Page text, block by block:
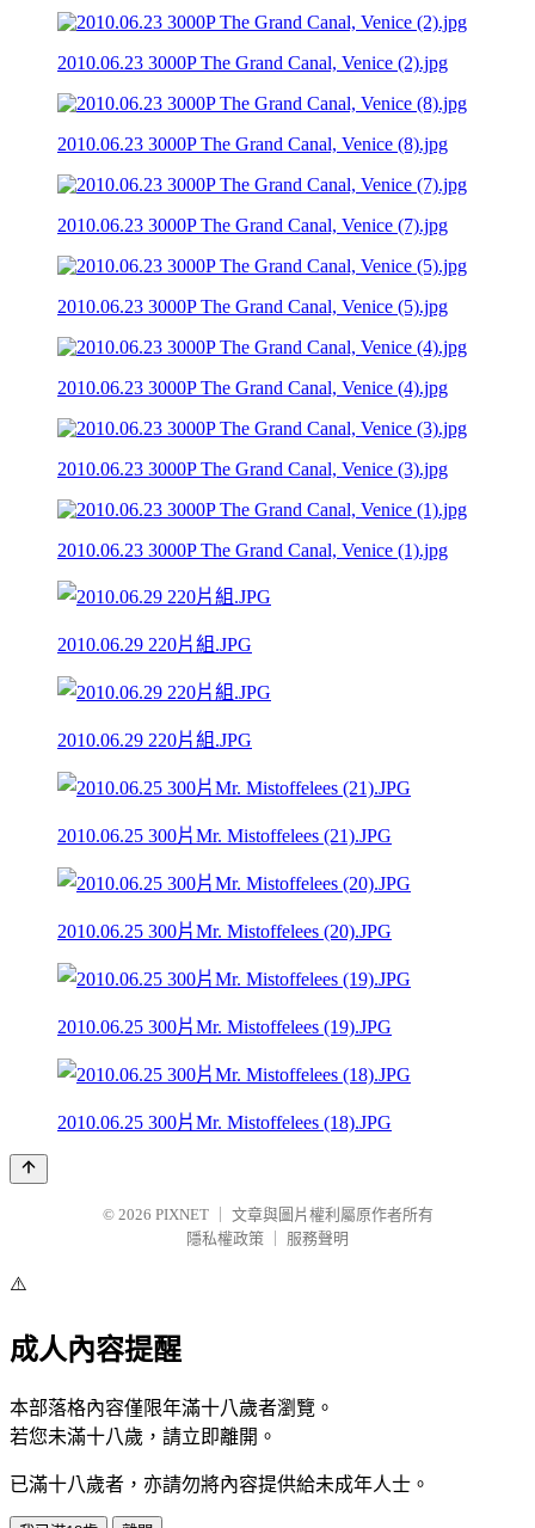
2010.06.23 3000P The Grand Canal, Venice (2).jpg
2010.06.23 3000P The Grand Canal, Venice (8).jpg
2010.06.23 3000P The Grand Canal, Venice (7).jpg
2010.06.23 3000P The Grand Canal, Venice (5).jpg
2010.06.23 3000P The Grand Canal, Venice (4).jpg
2010.06.23 3000P The Grand Canal, Venice (3).jpg
2010.06.23 3000P The Grand Canal, Venice (1).jpg
2010.06.29 220片組.JPG
2010.06.29 220片組.JPG
2010.06.25 300片Mr. Mistoffelees (21).JPG
2010.06.25 300片Mr. Mistoffelees (20).JPG
2010.06.25 300片Mr. Mistoffelees (19).JPG
2010.06.25 300片Mr. Mistoffelees (18).JPG
© 2026 PIXNET
文章與圖片權利屬原作者所有
隱私權政策
服務聲明
⚠️
成人內容提醒
本部落格內容僅限年滿十八歲者瀏覽。
若您未滿十八歲，請立即離開。
已滿十八歲者，亦請勿將內容提供給未成年人士。